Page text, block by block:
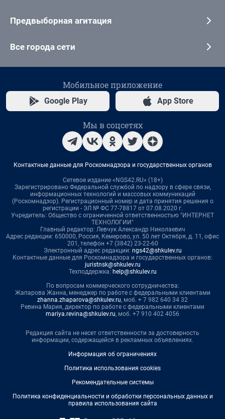
Предвыборная агитация
Все города сети
Мобильное приложение
Google Play App Store
Мы в соцсетях
Контактные данные для Роскомнадзора и государственных органов
Сетевое издание «NGS42.RU» (18+)
Зарегистрировано Федеральной службой по надзору в сфере связи,
информационных технологий и массовых коммуникаций
(Роскомнадзор). Регистрационный номер и дата принятия решения о
регистрации - ЭЛ № ФС 77-78817 от 07.08.2020 г.
Учредитель: Общество с ограниченной ответственностью "ИНТЕРНЕТ
ТЕХНОЛОГИИ"
Главный редактор: Левчук Александр Николаевич
Адрес редакции: 650000, Россия, Кемерово, ул. 50 лет Октября, д. 11, офис
201, телефон +7 (3842) 23-22-60
Электронный адрес редакции: ngs42@shkulev.ru
Контактные данные для Роскомнадзора и государственных органов:
juristnsk@shkulev.ru
Техподдержка: help@shkulev.ru
По вопросам коммерческого сотрудничества:
Жапарова Жанна, менеджер по работе с федеральными клиентами
zhanna.zhaparova@shkulev.ru, моб. + 7 982 640 34 32
Ревина Мария, директор по работе с федеральными клиентами
mariya.revina@shkulev.ru, моб. +7 910 402 4056
Редакция сайта не несет ответственности за достоверность
информации, содержащейся в рекламных объявлениях.
Информация об ограничениях
Политика использования cookies
Рекомендательные системы
Политика конфиденциальности и обработки персональных данных и
правила использования сайта